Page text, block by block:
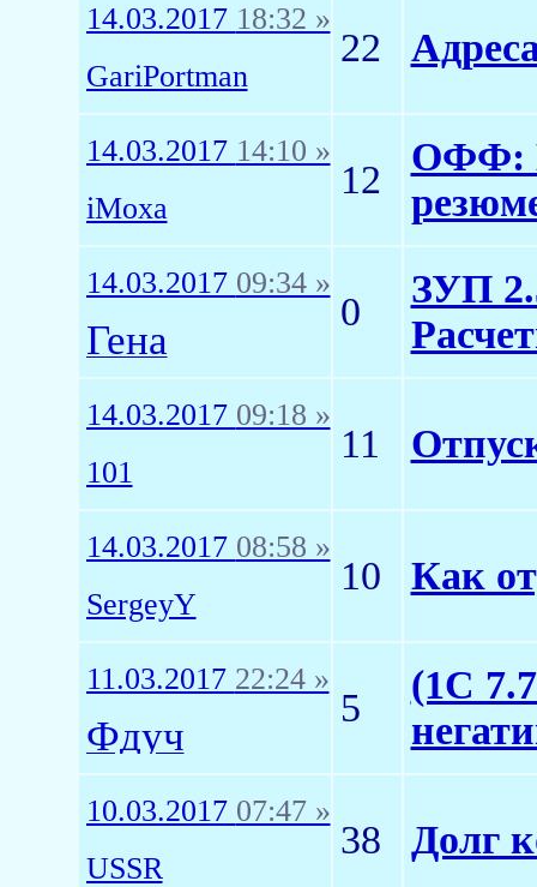
14.03.2017 18:32 »
GariPortman
22
14.03.2017 14:10 »
iMoxa
12
ОФФ:
14.03.2017 09:34 »
Гена
0
ЗУП
14.03.2017 09:18 »
101
11
14.03.2017 08:58 »
SergeyY
10 Как
11.03.2017 22:24 »
Фдуч
5
(1С
10.03.2017 07:47 »
USSR
38 Долг